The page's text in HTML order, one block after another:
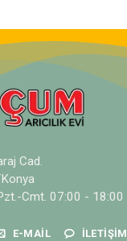
Cad.
Cmt. 07:00 - 18:00
E-MAIL İLETIŞIM